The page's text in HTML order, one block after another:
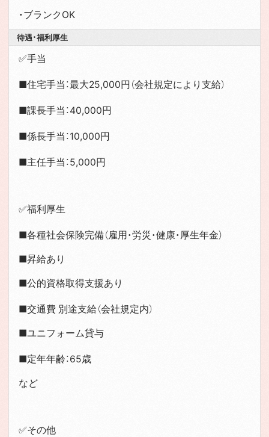
・ブランクOK
待遇・福利厚生
✅手当
■住宅手当：最大25,000円（会社規定により支給）
■課長手当：40,000円
■係長手当：10,000円
■主任手当：5,000円
✅福利厚生
■各種社会保険完備（雇用・労災・健康・厚生年金）
■昇給あり
■公的資格取得支援あり
■交通費 別途支給（会社規定内）
■ユニフォーム貸与
■定年年齢：65歳
など
✅その他